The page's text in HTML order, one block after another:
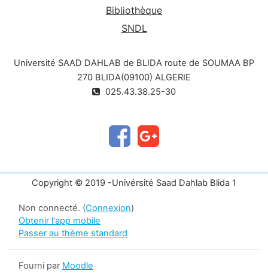
Bibliothèque
SNDL
Université SAAD DAHLAB de BLIDA route de SOUMAA BP
270 BLIDA(09100) ALGERIE
025.43.38.25-30
Copyright © 2019 -Univérsité Saad Dahlab Blida 1
Non connecté. (Connexion)
Obtenir l'app mobile
Passer au thème standard
Fourni par Moodle